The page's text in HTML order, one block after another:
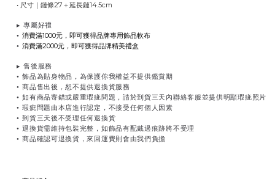
• 尺寸｜鏈條27＋延長鏈14.5cm
▸專屬好禮
•消費滿1000元，即可獲得品牌專用飾品軟布
•消費滿2000元，即可獲得品牌精美禮盒
▸售後服務
•飾品為貼身物品，為保護你我權益不提供鑑賞期
•商品售出後，恕不提供退換貨服務
•如有商品寄錯或嚴重瑕疵問題，請於到貨三天內聯絡客服並提供明顯瑕疵照片
•瑕疵問題由本店進行認定，不接受任何個人因素
•到貨三天後不受理任何退換貨
•退換貨需維持包裝完整，如飾品有配戴過痕跡將不受理
•商品確認可退換貨，來回運費則會由我們負擔